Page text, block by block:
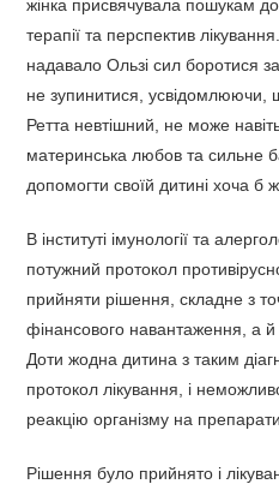
жінка присвячувала пошукам
терапії та перспектив
надавало Ользі сил боротися
не зупинитися, усвідомлюючи,
Ретта невтішний, не може
материнська любов та сильне
допомогти своїй дитині хоча б
В інституті імунології та
потужний протокол
прийняти рішення, складне з
фінансового навантаження, а й
Доти жодна дитина з таким
протокол лікування, і
реакцію організму на
Рішення було прийнято і